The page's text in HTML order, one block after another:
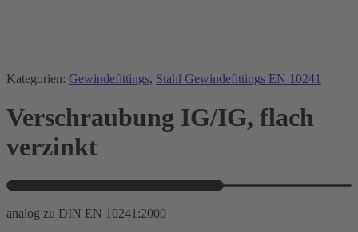
Kategorien: Gewindefittings, Stahl Gewindefittings EN 10241
Verschraubung IG/IG, flach
verzinkt
analog zu DIN EN 10241:2000